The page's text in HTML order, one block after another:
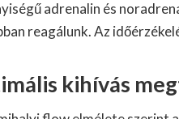
adrenalin és
reagálunk. Az
kihívás